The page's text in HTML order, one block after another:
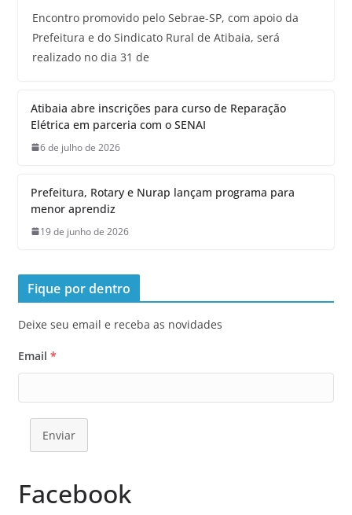
Encontro promovido pelo Sebrae-SP, com apoio da
Prefeitura e do Sindicato Rural de Atibaia, será
realizado no dia 31 de
Atibaia abre inscrições para curso de Reparação
Elétrica em parceria com o SENAI
6 de julho de 2026
Prefeitura, Rotary e Nurap lançam programa para
menor aprendiz
19 de junho de 2026
Fique por dentro
Deixe seu email e receba as novidades
Email *
Enviar
Facebook